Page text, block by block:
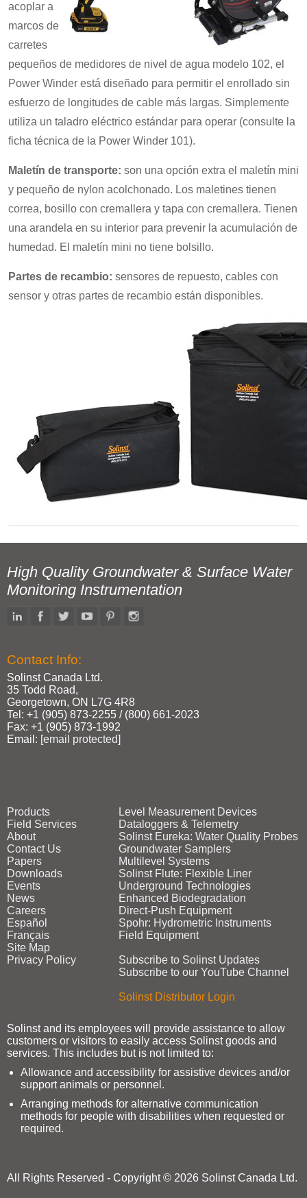
acoplar a
marcos de
carretes
pequeños de medidores de nivel de agua modelo 102, el
Power Winder está diseñado para permitir el enrollado sin
esfuerzo de longitudes de cable más largas. Simplemente
utiliza un taladro eléctrico estándar para operar (consulte la
ficha técnica de la Power Winder 101).
Maletín de transporte: son una opción extra el maletín mini
y pequeño de nylon acolchonado. Los maletines tienen
correa, bosillo con cremallera y tapa con cremallera. Tienen
una arandela en su interior para prevenir la acumulación de
humedad. El maletín mini no tiene bolsillo.
Partes de recambio: sensores de repuesto, cables con
sensor y otras partes de recambio están disponibles.
High Quality Groundwater & Surface Water
Monitoring Instrumentation
Contact Info:
Solinst Canada Ltd.
35 Todd Road,
Georgetown, ON L7G 4R8
Tel: +1 (905) 873‑2255 / (800) 661‑2023
Fax: +1 (905) 873‑1992
Email: [email protected]
Products
Field Services
About
Contact Us
Papers
Downloads
Events
News
Careers
Español
Français
Site Map
Privacy Policy
Level Measurement Devices
Dataloggers & Telemetry
Solinst Eureka: Water Quality Probes
Groundwater Samplers
Multilevel Systems
Solinst Flute: Flexible Liner
Underground Technologies
Enhanced Biodegradation
Direct‑Push Equipment
Spohr: Hydrometric Instruments
Field Equipment
Subscribe to Solinst Updates
Subscribe to our YouTube Channel
Solinst Distributor Login
Solinst and its employees will provide assistance to allow
customers or visitors to easily access Solinst goods and
services. This includes but is not limited to:
Allowance and accessibility for assistive devices and/or
support animals or personnel.
Arranging methods for alternative communication
methods for people with disabilities when requested or
required.
All Rights Reserved - Copyright © 2026 Solinst Canada Ltd.